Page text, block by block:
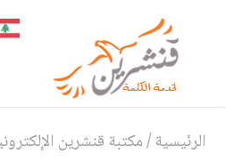
الرئيسية/مكتبة قنشرين